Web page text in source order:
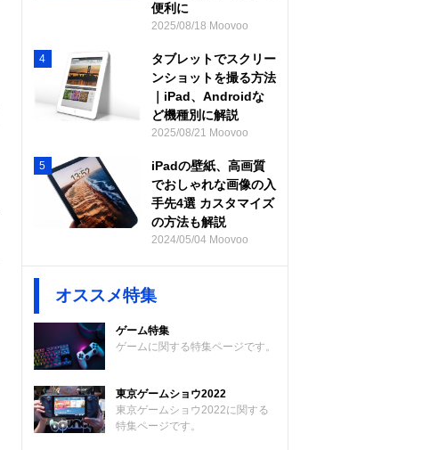
便利に
2025/08/18 Moovoo
4
タブレットでスクリー
ンショットを撮る方法
｜iPad、Androidな
ど機種別に解説
2025/08/21 Moovoo
5
iPadの壁紙、高画質
でおしゃれな画像の入
手先4選 カスタマイズ
の方法も解説
2024/05/04 Moovoo
オススメ特集
ゲーム特集
ゲームに関する特集ページです。
東京ゲームショウ2022
東京ゲームショウ2022に関する
特集ページです。